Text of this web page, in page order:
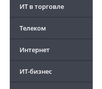
ИТ в торговле
Телеком
Интернет
ИТ-бизнес